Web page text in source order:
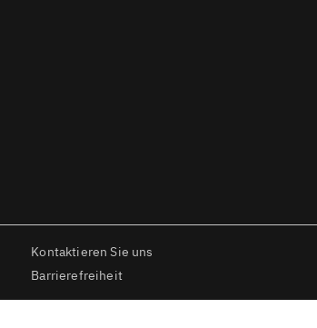
Kontaktieren Sie uns
Barrierefreiheit